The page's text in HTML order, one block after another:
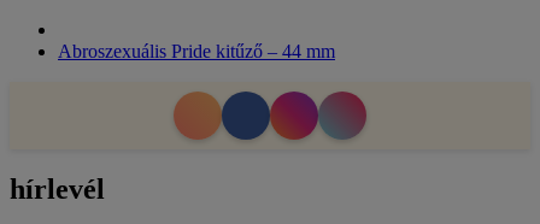
Abroszexuális Pride kitűző – 44 mm
hírlevél